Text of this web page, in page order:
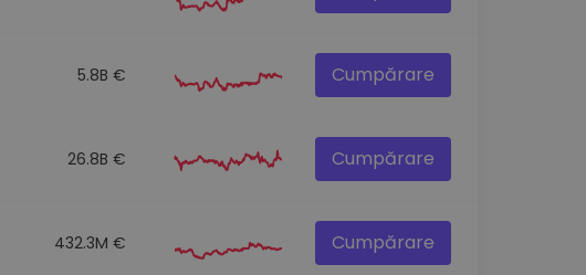
5.8B € Cumpărare
26.8B € Cumpărare
432.3M € Cumpărare